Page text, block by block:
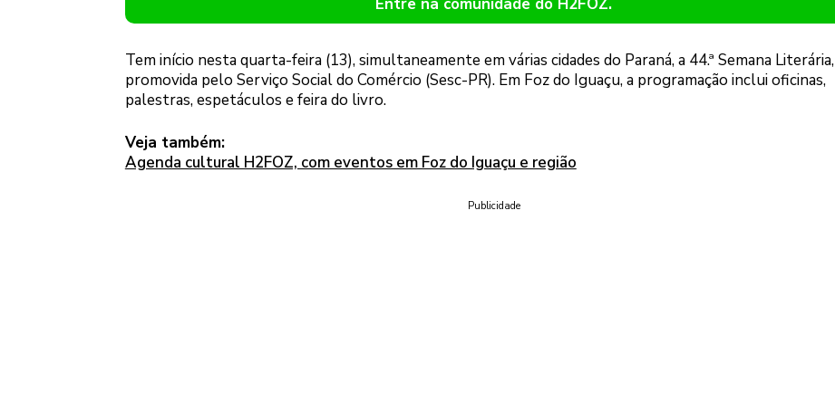
Tem início nesta quarta-feira (13), simultaneamente em várias cidades do Paraná, a 44.ª Semana Literária,
promovida pelo Serviço Social do Comércio (Sesc-PR). Em Foz do Iguaçu, a programação inclui oficinas,
palestras, espetáculos e feira do livro.
Veja também:
Agenda cultural H2FOZ, com eventos em Foz do Iguaçu e região
Publicidade